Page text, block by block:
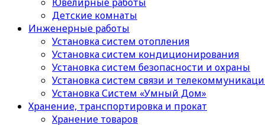
Детские комнаты
Инженерные работы
Установка систем отопления
Установка систем кондиционирования
Установка систем безопасности и охраны
Установка систем связи и
Установка Систем «Умный Дом»
Хранение, транспортировка и прокат
Хранение товаров